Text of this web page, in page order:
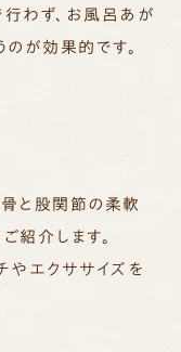
わず、お風呂あが
のが効果的です。
と股関節の柔軟
紹介します。
やエクササイズを